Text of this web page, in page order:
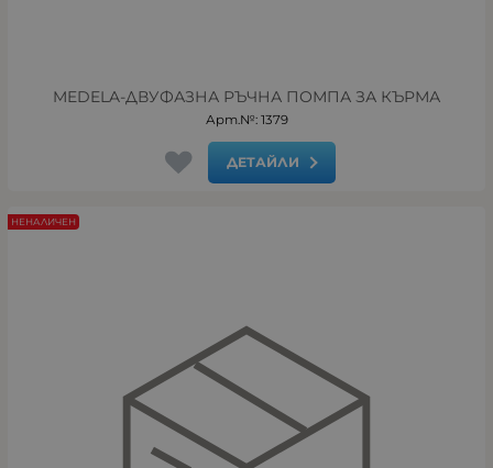
MEDELA-ДВУФАЗНА РЪЧНА ПОМПА ЗА КЪРМА
Арт.№: 1379
ДЕТАЙЛИ
НЕНАЛИЧЕН